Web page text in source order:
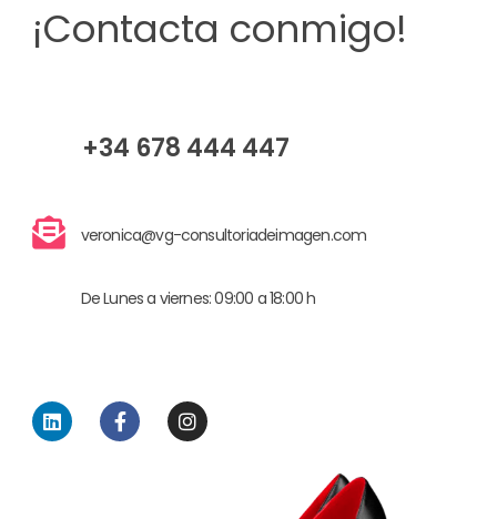
¡Contacta conmigo!
+34 678 444 447
veronica@vg-consultoriadeimagen.com
De Lunes a viernes: 09:00 a 18:00 h